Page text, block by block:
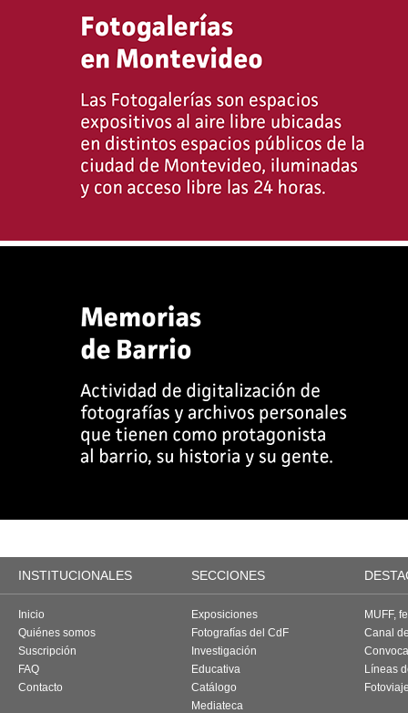
INSTITUCIONALES SECCIONES
Inicio
Quiénes somos
Suscripción
FAQ
Contacto
Exposiciones
Fotografías del CdF
Investigación
Educativa
Catálogo
Mediateca
MUFF,
Canal
Líneas